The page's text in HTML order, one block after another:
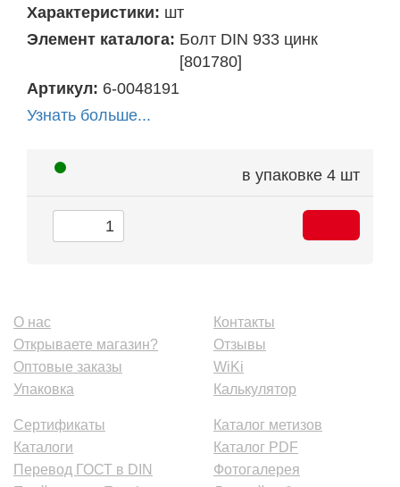
Характеристики: шт
Элемент каталога: Болт DIN 933 цинк
[801780]
Артикул: 6-0048191
Узнать больше...
в упаковке 4 шт
О нас
Открываете магазин?
Оптовые заказы
Упаковка
Контакты
Отзывы
WiKi
Калькулятор
Сертификаты
Каталоги
Перевод ГОСТ в DIN
Каталог метизов
Каталог PDF
Фотогалерея